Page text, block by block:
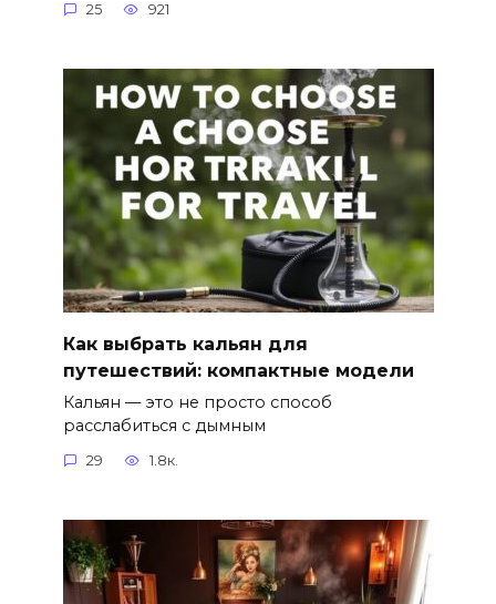
25 921
Как выбрать кальян для
путешествий: компактные модели
Кальян — это не просто способ
расслабиться с дымным
29 1.8к.